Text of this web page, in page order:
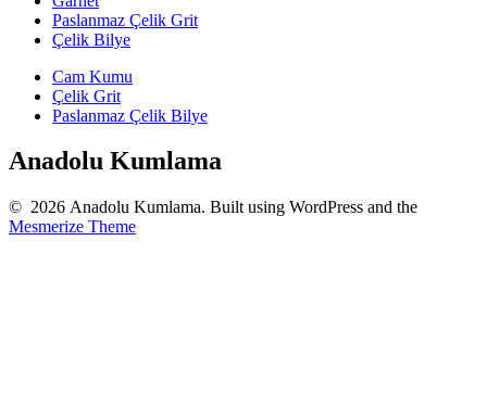
Paslanmaz Çelik Grit
Çelik Bilye
Cam Kumu
Çelik Grit
Paslanmaz Çelik Bilye
Anadolu Kumlama
© 2026 Anadolu Kumlama. Built using WordPress and the
Mesmerize Theme